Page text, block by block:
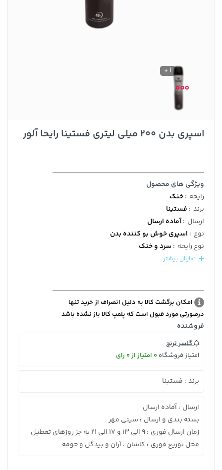
1 +
اسپری بدن 200 میلی لیتری فستینا رایحا آلور
ویژگی های محصول
رایحه :خنک
برند : فستینا
ارسال :آماده ارسال
نوع : اسپری خوش بو کننده بدن
نوع رایحه :سرد و خنک
نمایش بیشتر
امکان برگشت کالا به دلیل انصراف از خرید تنها
درصورتی مورد قبول است که پلمپ کالا باز نشده باشد
فروشنده
گلسر ترنج
امتیاز فروشگاه 0 امتیاز از 0 رای
برند : فستینا
ارسال : آماده ارسال
بسته بندی و ارسال : سیتی مهر
زمان ارسال فوری : 9 الی 13 و 17 الی 21 به جز روزهای تعطیل
محل توزیع فوری : کاشان ، آران و بیدگل و حومه